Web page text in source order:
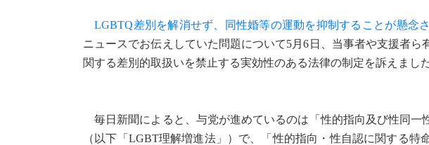
LGBTQ差別を解消せず、同性婚等の運動を抑制することが懸念
ニュースでお伝えしていた問題について5月6日、当事者や支援者
関する差別的取扱いを禁止する実効性のある法律の制定を訴えまし
毎日新聞によると、与党が進めているのは「性的指向及び性同一
（以下「LGBT理解増進法」）で、「性的指向・性自認に関する